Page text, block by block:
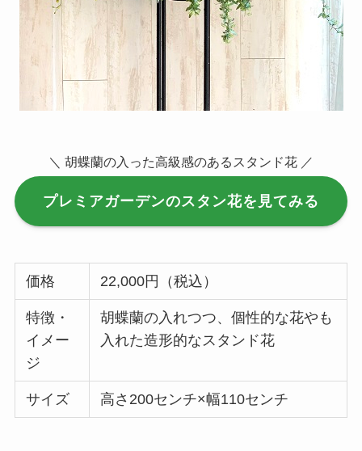
＼ 胡蝶蘭の入った高級感のあるスタンド花 ／
プレミアガーデンのスタン花を見てみる
価格 22,000円（税込）
特徴・
イメー
ジ
胡蝶蘭の入れつつ、個性的な花やも
入れた造形的なスタンド花
サイズ 高さ200センチ×幅110センチ